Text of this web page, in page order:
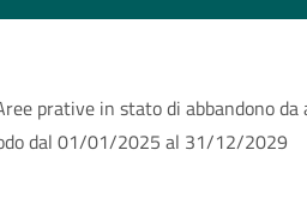
prative in stato di abbandono
dal 01/01/2025 al 31/12/2029